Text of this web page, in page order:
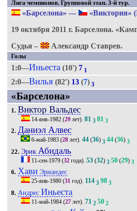
Лига чемпионов. Групповой этап. 3-й тур.
«Барселона» —
«Виктория»
19 октября 2011 г. Барселона.
Судья –
Александр Ставрев.
Голы
1:0—Иньеста (10') 7 1
2:0—Вилья(82') 13(7) 3
«Барселона»
1. Виктор Вальдес
14-янв-1982(29лет). 81 3 81 3
2. Даниэл Алвес
6-май-1983(28лет). 44(36) 3 44(36) 3
22. Эрик Абидаль
11-сен-1979(32года). 53(32) 3 50(29) 3
6. ХавиЭрнандес
25-янв-1980(31год). 114 3 98 3
8. Андрес Иньеста
11-май-1984(27лет). 71 2 50 2